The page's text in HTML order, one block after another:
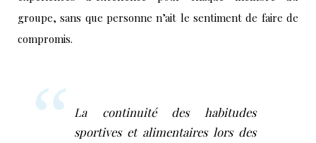
groupe, sans que personne n’ait le sentiment de faire de
compromis.
La continuité des habitudes
sportives et alimentaires lors des